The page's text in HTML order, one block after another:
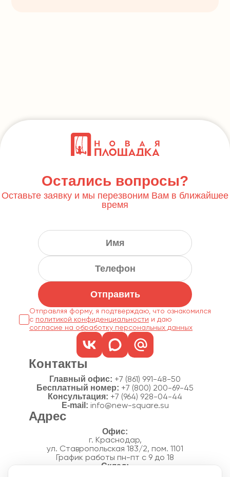
Остались вопросы?
Оставьте заявку и мы перезвоним Вам в ближайшее
время
Отправить
Отправляя форму, я подтверждаю, что ознакомился
с политикой конфиденциальности
согласие на обработку персональных данных
Контакты
Главный офис: +7 (861) 991-48-50
Бесплатный номер: +7 (800) 200-69-45
Консультация: +7 (964) 928-04-44
E-mail: info@new-square.su
Адрес
г. Краснодар,
ул. Ставропольская 183/2, пом. 1101
График работы пн-пт с 9 до 18